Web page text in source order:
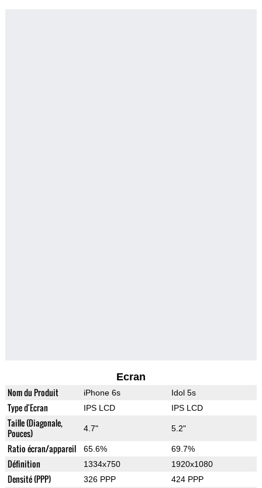
Ecran
Nom du Produit iPhone 6s Idol 5s
Type d'Ecran IPS LCD IPS LCD
Taille (Diagonale,
Pouces)
4.7" 5.2"
Ratio écran/appareil 65.6% 69.7%
Définition 1334x750 1920x1080
Densité (PPP) 326 PPP 424 PPP